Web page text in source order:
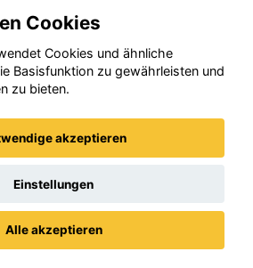
den offiziellen spezifischen CO2-
können dem
entnommen
und bei der DAT
unentgeltlich erhältlich ist.
Cookies
Cookies und ähnliche
Basisfunktion zu gewährleisten und
zu bieten.
akzeptieren
Einstellungen
Alle akzeptieren